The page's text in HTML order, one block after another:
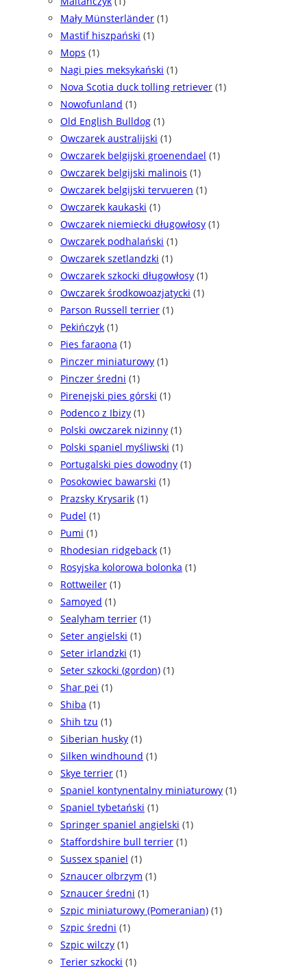
Mały Münsterländer (1)
Mastif hiszpański (1)
Mops (1)
Nagi pies meksykański (1)
Nova Scotia duck tolling retriever (1)
Nowofunland (1)
Old English Bulldog (1)
Owczarek australijski (1)
Owczarek belgijski groenendael (1)
Owczarek belgijski malinois (1)
Owczarek belgijski tervueren (1)
Owczarek kaukaski (1)
Owczarek niemiecki długowłosy (1)
Owczarek podhalański (1)
Owczarek szetlandzki (1)
Owczarek szkocki długowłosy (1)
Owczarek środkowoazjatycki (1)
Parson Russell terrier (1)
Pekińczyk (1)
Pies faraona (1)
Pinczer miniaturowy (1)
Pinczer średni (1)
Pirenejski pies górski (1)
Podenco z Ibizy (1)
Polski owczarek nizinny (1)
Polski spaniel myśliwski (1)
Portugalski pies dowodny (1)
Posokowiec bawarski (1)
Prazsky Krysarik (1)
Pudel (1)
Pumi (1)
Rhodesian ridgeback (1)
Rosyjska kolorowa bolonka (1)
Rottweiler (1)
Samoyed (1)
Sealyham terrier (1)
Seter angielski (1)
Seter irlandzki (1)
Seter szkocki (gordon) (1)
Shar pei (1)
Shiba (1)
Shih tzu (1)
Siberian husky (1)
Silken windhound (1)
Skye terrier (1)
Spaniel kontynentalny miniaturowy (1)
Spaniel tybetański (1)
Springer spaniel angielski (1)
Staffordshire bull terrier (1)
Sussex spaniel (1)
Sznaucer olbrzym (1)
Sznaucer średni (1)
Szpic miniaturowy (Pomeranian) (1)
Szpic średni (1)
Szpic wilczy (1)
Terier szkocki (1)